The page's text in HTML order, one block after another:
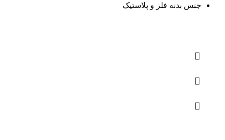
جنس بدنه فلز و پلاستیک